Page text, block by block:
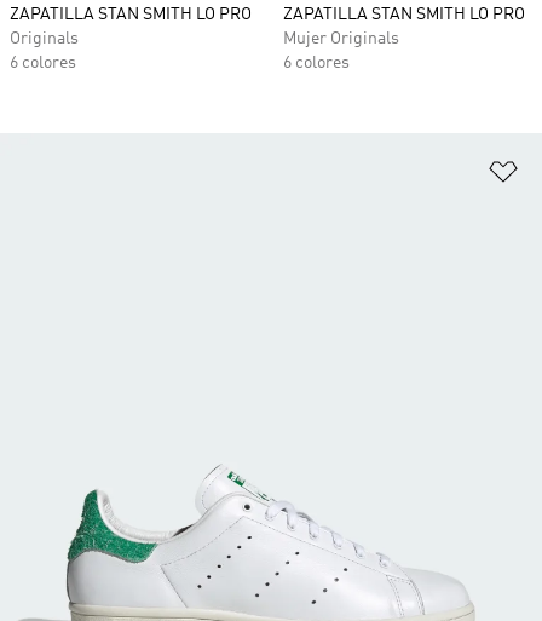
ZAPATILLA STAN SMITH LO PRO
Originals
6 colores
ZAPATILLA STAN SMITH LO PRO
Mujer Originals
6 colores